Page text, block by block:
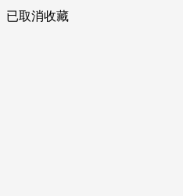
已取消收藏